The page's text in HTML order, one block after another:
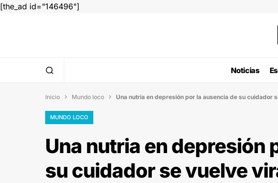
[the_ad id="146496"]
Noticias
Inicio  Mundo loco  Una nutria en depresión por la ausencia de su cuidador
MUNDO LOCO
Una nutria en depresión
su cuidador se vuelve